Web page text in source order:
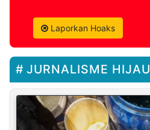
Laporkan Hoaks
JURNALISME HIJAU